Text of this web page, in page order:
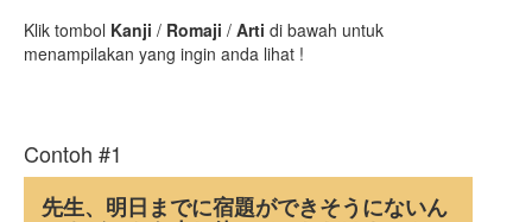
Klik tombol Kanji / Romaji / Arti di bawah untuk
menampilakan yang ingin anda lihat !
Contoh #1
先生、明日までに宿題ができそうにないん